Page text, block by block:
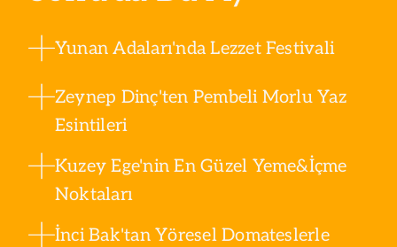
Yunan Adaları'nda Lezzet Festivali
Zeynep Dinç'ten Pembeli Morlu Yaz
Esintileri
Kuzey Ege'nin En Güzel Yeme&İçme
Noktaları
İnci Bak'tan Yöresel Domateslerle